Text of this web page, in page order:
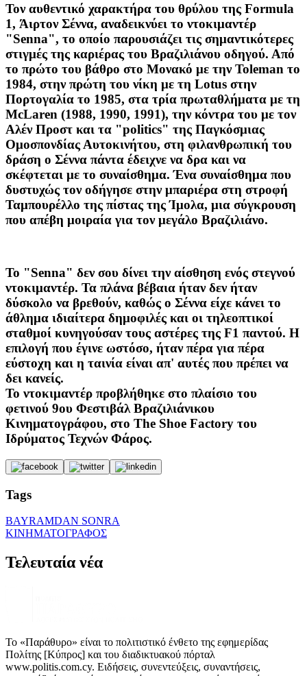
Τον αυθεντικό χαρακτήρα του θρύλου της Formula
1, Άιρτον Σέννα, αναδεικνύει το ντοκιμαντέρ
"Senna", το οποίο παρουσιάζει τις σημαντικότερες
στιγμές της καριέρας του Βραζιλιάνου οδηγού. Από
το πρώτο του βάθρο στο Μονακό με την Toleman το
1984, στην πρώτη του νίκη με τη Lotus στην
Πορτογαλία το 1985, στα τρία πρωταθλήματα με τη
ΜcLaren (1988, 1990, 1991), την κόντρα του με τον
Αλέν Προστ και τα "politics" της Παγκόσμιας
Ομοσπονδίας Αυτοκινήτου, στη φιλανθρωπική του
δράση ο Σέννα πάντα έδειχνε να δρα και να
σκέφτεται με το συναίσθημα. Ένα συναίσθημα που
δυστυχώς τον οδήγησε στην μπαριέρα στη στροφή
Ταμπουρέλλο της πίστας της Ίμολα, μια σύγκρουση
που απέβη μοιραία για τον μεγάλο Βραζιλιάνο.
Το "Senna" δεν σου δίνει την αίσθηση ενός στεγνού
ντοκιμαντέρ. Τα πλάνα βέβαια ήταν δεν ήταν
δύσκολο να βρεθούν, καθώς ο Σέννα είχε κάνει το
άθλημα ιδιαίτερα δημοφιλές και οι τηλεοπτικοί
σταθμοί κυνηγούσαν τους αστέρες της F1 παντού. Η
επιλογή που έγινε ωστόσο, ήταν πέρα για πέρα
εύστοχη και η ταινία είναι απ' αυτές που πρέπει να
δει κανείς.
Το ντοκιμαντέρ προβλήθηκε στο πλαίσιο του
φετινού 9ου Φεστιβάλ Βραζιλιάνικου
Κινηματογράφου, στο The Shoe Factory του
Ιδρύματος Τεχνών Φάρος.
Tags
BAYRAMDAN SONRA
ΚΙΝΗΜΑΤΟΓΡΑΦΟΣ
Τελευταία νέα
Το «Παράθυρο» είναι το πολιτιστικό ένθετο της εφημερίδας
Πολίτης [Κύπρος] και του διαδικτυακού πόρταλ
www.politis.com.cy. Ειδήσεις, συνεντεύξεις, συναντήσεις,